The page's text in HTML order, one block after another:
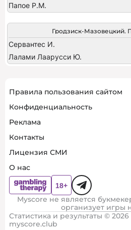
Папое Р.М.
Гродзиск-Мазовецкий.
Сервантес И.
Лалами Лаарусси Ю.
Правила пользования сайтом
Конфиденциальность
Реклама
Контакты
Лицензия СМИ
О нас
Myscore не является
организует игры
Статистика и результаты © 2026
myscore.club